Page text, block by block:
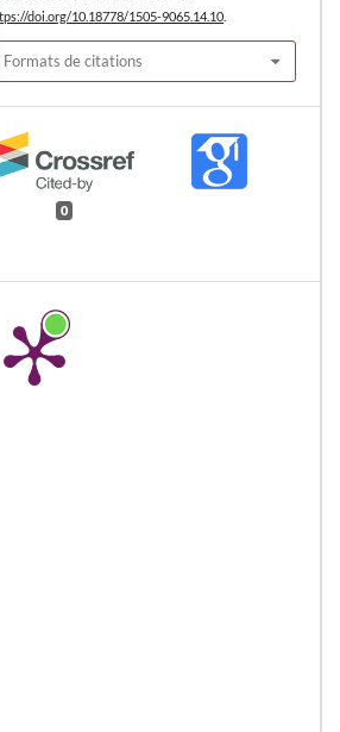
doi.org/10.18778/1505-9065.14.10
Formats de citations
0